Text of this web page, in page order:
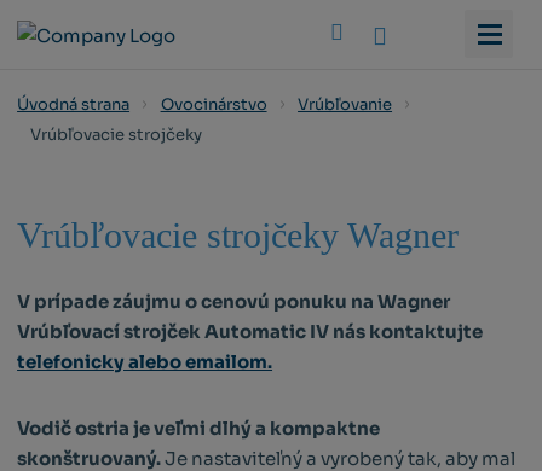
Úvodná strana Ovocinárstvo
Vrúbľovanie
Vrúbľovacie strojčeky
Vrúbľovacie strojčeky Wagner
V prípade záujmu o cenovú ponuku na Wagner
Vrúbľovací strojček Automatic IV nás kontaktujte
telefonicky alebo emailom.
Vodič ostria je veľmi dlhý a kompaktne
skonštruovaný.Je nastaviteľný a vyrobený tak, aby mal